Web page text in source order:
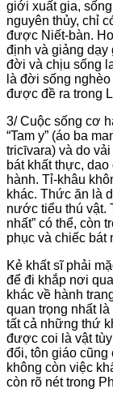
giới xuất gia,
nguyên thủy, chỉ
được Niết-bàn.
định và giảng
đời và chịu sống
là đời sống
được đề ra trong
3/ Cuộc sống cơ
“Tam y” (áo ba
tricīvara) và do
bát khất thực,
hành. Tỉ-khâu
khác. Thức ăn là
nước tiểu thú vật.
nhất” có thể, còn
phục và chiếc bát
Kẻ khất sĩ phải
để đi khắp nơi
khác về hành
quan trọng nhất
tất cả những thứ
được coi là vật
đổi, tôn giáo cũng
không còn việc
còn rõ nét trong